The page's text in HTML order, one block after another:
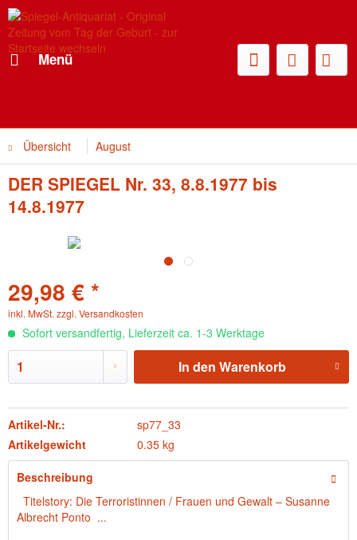
Menü
Übersicht August
DER SPIEGEL Nr. 33, 8.8.1977 bis
14.8.1977
29,98 € *
inkl. MwSt. zzgl. Versandkosten
Sofort versandfertig, Lieferzeit ca. 1-3 Werktage
In den Warenkorb
Artikel-Nr.:
sp77_33
Artikelgewicht
0.35 kg
Beschreibung
Titelstory: Die Terroristinnen / Frauen und Gewalt – Susanne
Albrecht Ponto ...